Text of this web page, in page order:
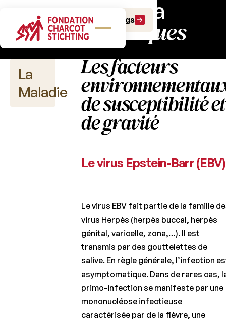
Faire un don Faire un legs
Tout savoir sur la
sclérose en plaques
La
Maladie
différentes
de la SEP et
Les facteurs
de susceptibilité et
de gravité
Le virus Epstein-Barr (EBV)
Le virus EBV fait partie de la famille
virus Herpès (herpès buccal, herpès
génital, varicelle, zona,…). Il est
transmis par des gouttelettes de
salive. En règle générale, l’infection
asymptomatique. Dans de rares cas,
primo-infection se manifeste par une
mononucléose infectieuse
caractérisée par de la fièvre, une